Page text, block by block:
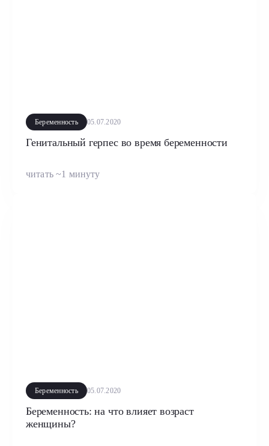
Беременность 05.07.2020
Генитальный герпес во время беременности
читать ~1 минуту
Беременность 05.07.2020
Беременность: на что влияет возраст
женщины?